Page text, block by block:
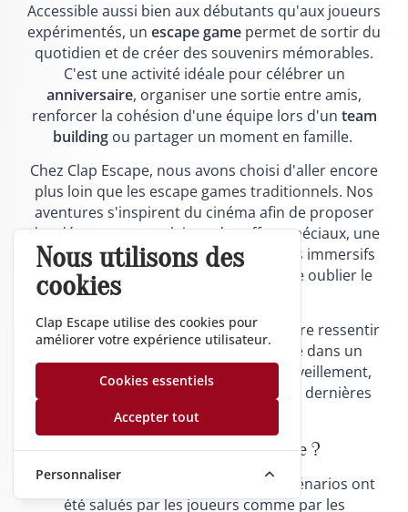
Nous utilisons des
cookies
Clap Escape utilise des cookies pour
améliorer votre expérience utilisateur.
Cookies essentiels
Accepter tout
Personnaliser
Accessible aussi bien aux débutants qu'aux joueurs
expérimentés, un escape game permet de sortir du
quotidien et de créer des souvenirs mémorables.
C'est une activité idéale pour célébrer un
anniversaire, organiser une sortie entre amis,
renforcer la cohésion d'une équipe lors d'un team
building ou partager un moment en famille.
Chez Clap Escape, nous avons choisi d'aller encore
plus loin que les escape games traditionnels. Nos
aventures s'inspirent du cinéma afin de proposer
des décors spectaculaires, des effets spéciaux, une
mise en scène soignée et des scénarios immersifs
où chaque détail contribue à vous faire oublier le
Chaque mission a été imaginée pour faire ressentir
aux joueurs les mêmes émotions que dans un
véritable film : tension, surprise, émerveillement,
coopération et satisfaction lorsque les dernières
énigmes sont résolues.
Pourquoi Choisir Clap Escape ?
Des aventures récompensées :
Nos scénarios ont
été salués par les joueurs comme par les